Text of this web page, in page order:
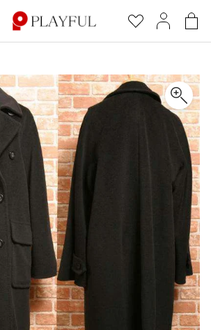
お
気
入
り
マ
イ
ー
ジ
シ
ョ
ピ
ン
グ
バ
ッ
グ
を表示
GARÇONS
des GARCONS
ギャルソン
GARCONS
ン
GARCONS COMME des GARCONS
ソン コムデギャルソン
GARCONS HOMME
ソンオム
GARCONS HOMME DEUX
ソン オムドゥ
GARCONS HOMME PLUS
ソンオムプリュス
ムを表示